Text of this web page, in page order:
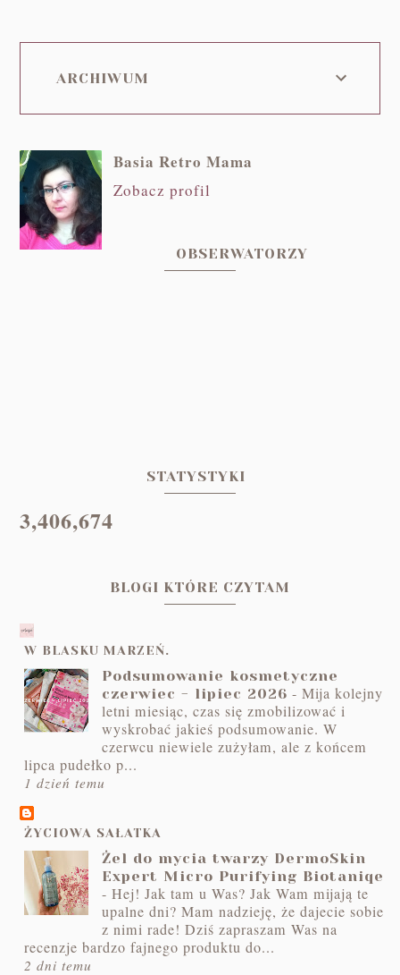
ARCHIWUM
Basia Retro Mama
Zobacz profil
OBSERWATORZY
STATYSTYKI
3,406,674
BLOGI KTÓRE CZYTAM
W BLASKU MARZEŃ.
Podsumowanie kosmetyczne
czerwiec - lipiec 2026 -Mija kolejny
letni miesiąc, czas się zmobilizować i
wyskrobać jakieś podsumowanie. W
czerwcu niewiele zużyłam, ale z końcem
lipca pudełko p...
1 dzień temu
ŻYCIOWA SAŁATKA
Żel do mycia twarzy DermoSkin
Expert Micro Purifying Biotaniqe
-Hej! Jak tam u Was? Jak Wam mijają te
upalne dni? Mam nadzieję, że dajecie sobie
z nimi rade! Dziś zapraszam Was na
recenzje bardzo fajnego produktu do...
2 dni temu